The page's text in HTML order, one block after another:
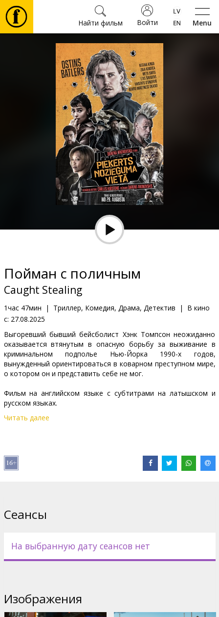
Menu
Войти
Найти фильм
Фильмы
Культура
Мероприятия
Новости
Подарки
Клуб
Пойман с поличным
Caught Stealing
1час 47мин | Триллер, Комедия, Драма, Детектив |
В кино
с: 27.08.2025
Выгоревший бывший бейсболист Хэнк Томпсон неожиданно
оказывается втянутым в опасную борьбу за выживание в
криминальном подполье Нью-Йорка 1990-х годов,
вынужденный ориентироваться в коварном преступном мире,
о котором он и представить себе не мог.
Фильм на английском языке с субтитрами на латышском и
русском языках.
В ролях:
Zoë Kravitz ,Matt Smith ,Liev
Schreiber
Carol Kane
Читать далее
Сеансы
На выбранную дату сеансов нет
Изображения